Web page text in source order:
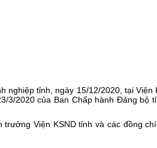
tỉnh, ngày 15/12/2020, tại
2020 của Ban Chấp hành Đảng bộ
Viện KSND tỉnh và các đồng